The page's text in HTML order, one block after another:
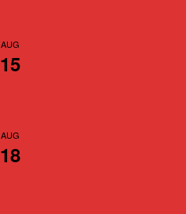
AUG
15
AUG
18